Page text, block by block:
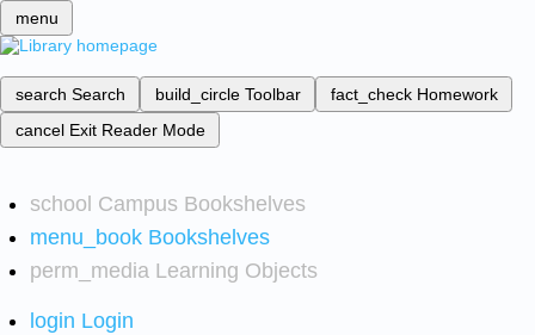
menu
search Search build_circle Toolbar fact_check Homework
cancel Exit Reader Mode
school Campus Bookshelves
menu_book Bookshelves
perm_media Learning Objects
login Login